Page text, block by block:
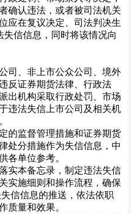
确认违法，或者被司法机关
应在复议决定、司法判决生
信信息，同时将该情况向
、非上市公众公司、境外
反证券期货法律、行政法
出机构采取行政处罚、市场
违法失信上市公司及相关机
监督管理措施和证券期货
处分措施作为失信信息，中
各单位参考。
本备忘录，制定违法失信
实施细则和操作流程，确保
信信息的推送，依法依职
质量和效果。